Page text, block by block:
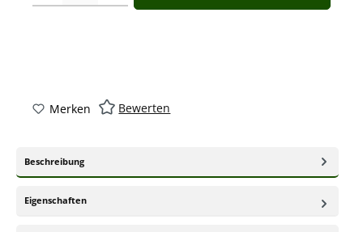
Merken Bewerten
Beschreibung
Eigenschaften